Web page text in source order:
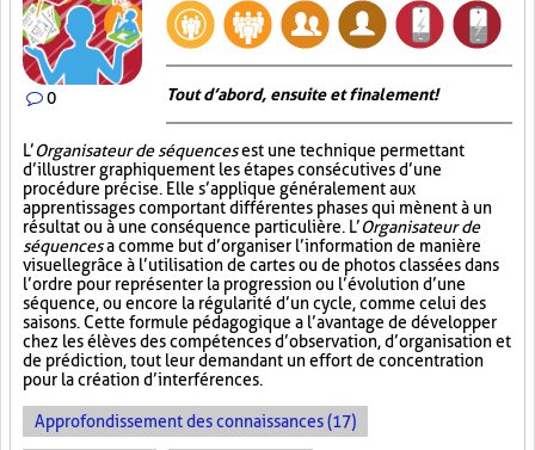
0 Tout d’abord, ensuite et finalement!
L’Organisateur de séquencesest une technique permettant
d’illustrer graphiquement les étapes consécutives d’une
procédure précise. Elle s’applique généralement aux
apprentissages comportant différentes phases qui mènent à un
résultat ou à une conséquence particulière. L’Organisateur de
séquencesa comme but d’organiser l’information de manière
visuellegrâce à l’utilisation de cartes ou de photos classées dans
l’ordre pour représenter la progression ou l’évolution d’une
séquence, ou encore la régularité d’un cycle, comme celui des
saisons. Cette formule pédagogique a l’avantage de développer
chez les élèves des compétences d’observation, d’organisation et
de prédiction, tout leur demandant un effort de concentration
pour la création d’interférences.
Approfondissement des connaissances (17)